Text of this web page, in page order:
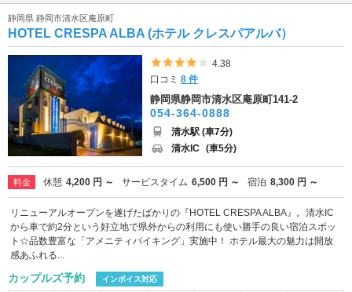
静岡県 静岡市清水区庵原町
HOTEL CRESPA ALBA (ホテル クレスパアルバ）
5つ星のうち4
4.38
口コミ8 件
静岡県静岡市清水区庵原町141-2
054-364-0888
清水駅 (車7分)
清水IC (車5分)
料金 休憩 4,200 円 ～ サービスタイム 6,500 円 ～ 宿泊 8,300 円 ～
リニューアルオープンを遂げたばかりの『HOTEL CRESPA ALBA』。清水IC
から車で約2分という好立地で県外からの利用にも使い勝手の良い宿泊スポッ
ト☆品数豊富な「アメニティバイキング」実施中！ ホテル最大の魅力は開放
感あふれる...
カップルズ予約 インボイス対応